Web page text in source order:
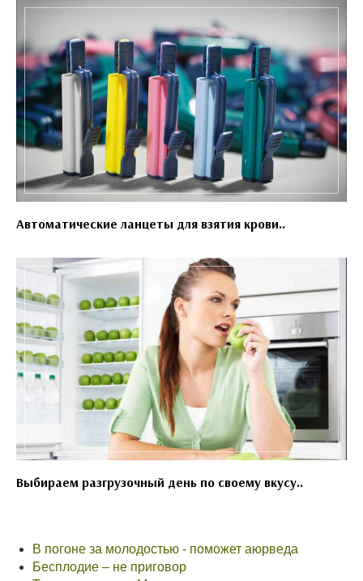
Автоматические ланцеты для взятия крови..
Выбираем разгрузочный день по своему вкусу..
В погоне за молодостью - поможет аюрведа
Бесплодие – не приговор